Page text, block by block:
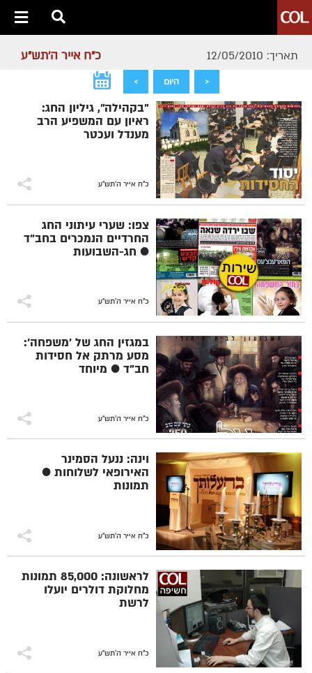
תאריך: 12/05/2010 כ"ח אייר ה׳תש״ע
< היום >
"בקהילה", גיליון החג:
ראיון עם המשפיע הרב
מענדל ועכטר
כ"ח אייר ה׳תש״ע
צפו: שערי עיתוני החג
החרדיים הנמכרים בחב"ד
● חג-השבועות
כ"ח אייר ה׳תש״ע
במגזין החג של 'משפחה':
מסע מרתק אל חסידות
חב"ד ● מיוחד
כ"ח אייר ה׳תש״ע
וינה: ננעל הסמינר
האירופאי לשלוחות ●
תמונות
כ"ח אייר ה׳תש״ע
לראשונה: 85,000 תמונות
מחלוקת דולרים יועלו
לרשת
כ"ח אייר ה׳תש״ע